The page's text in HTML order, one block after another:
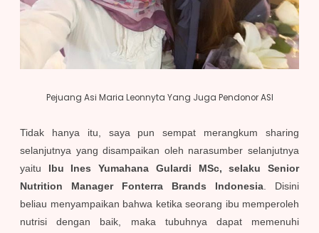
Pejuang Asi Maria Leonnyta Yang Juga Pendonor ASI
Tidak hanya itu, saya pun sempat merangkum sharing
selanjutnya yang disampaikan oleh narasumber selanjutnya
yaitu Ibu Ines Yumahana Gulardi MSc, selaku Senior
Nutrition Manager Fonterra Brands Indonesia. Disini
beliau menyampaikan bahwa ketika seorang ibu memperoleh
nutrisi dengan baik, maka tubuhnya dapat memenuhi